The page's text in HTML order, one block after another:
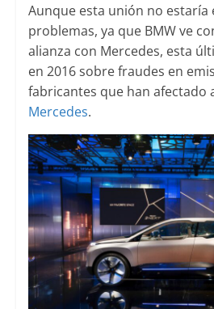
Aunque esta unión no estaría
problemas, ya que BMW ve
alianza con Mercedes, esta
en 2016 sobre fraudes en
fabricantes que han afectado
Mercedes.